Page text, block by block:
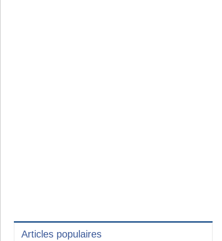
Articles populaires